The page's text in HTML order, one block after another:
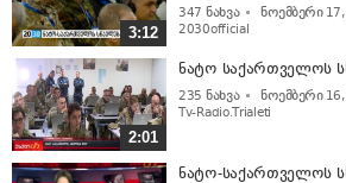
3:12
347 ნახვა
ნოემბერი 17,
2030official
2:01
ნატო საქართველოს
235 ნახვა
ნოემბერი 16,
Tv-Radio.Trialeti
ნატო-საქართველოს